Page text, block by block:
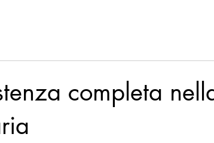
completa